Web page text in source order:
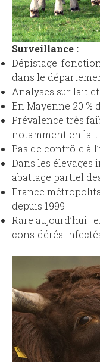
Surveillance :
Dépistage:
dans le
Analyses sur lait
En Mayenne 20 %
Prévalence très
notamment en lait
Pas de contrôle à
Dans les élevages
abattage partiel
France
depuis 1999
Rare aujourd’hui :
considérés